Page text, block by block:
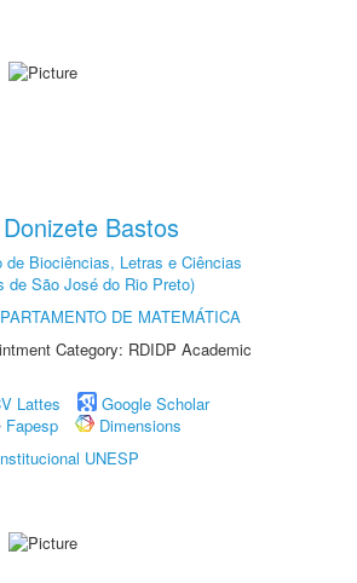
Bastos
de Biociências, Letras e Ciências
de São José do Rio Preto)
DE MATEMÁTICA
Category: RDIDP Academic
Lattes
Google Scholar
Fapesp
Dimensions
UNESP